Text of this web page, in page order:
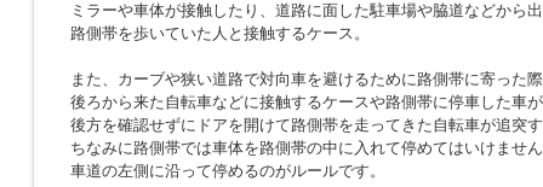
ミラーや車体が接触したり、道路に面した駐車場や脇道などから
路側帯を歩いていた人と接触するケース。
また、カーブや狭い道路で対向車を避けるために路側帯に寄った
後ろから来た自転車などに接触するケースや路側帯に停車した車
後方を確認せずにドアを開けて路側帯を走ってきた自転車が追突
ちなみに路側帯では車体を路側帯の中に入れて停めてはいけませ
車道の左側に沿って停めるのがルールです。